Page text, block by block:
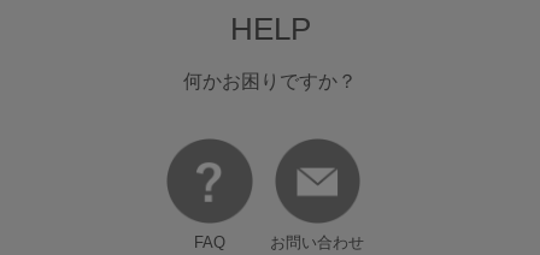
HELP
何かお困りですか？
FAQ
お問い合わせ